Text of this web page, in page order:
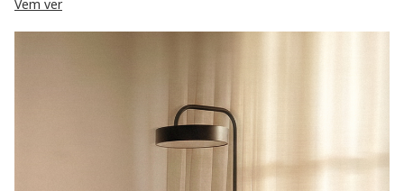
Vem ver